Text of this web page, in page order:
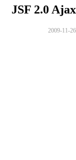
JSF 2.0
2009-11-